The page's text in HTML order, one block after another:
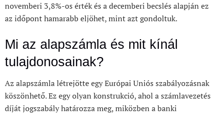
novemberi 3,8%-os érték és a decemberi becslés alapján ez
az időpont hamarabb eljöhet, mint azt gondoltuk.
Mi az alapszámla és mit kínál
tulajdonosainak?
Az alapszámla létrejötte egy Európai Uniós szabályozásnak
köszönhető. Ez egy olyan konstrukció, ahol a számlavezetés
díját jogszabály határozza meg, miközben a banki